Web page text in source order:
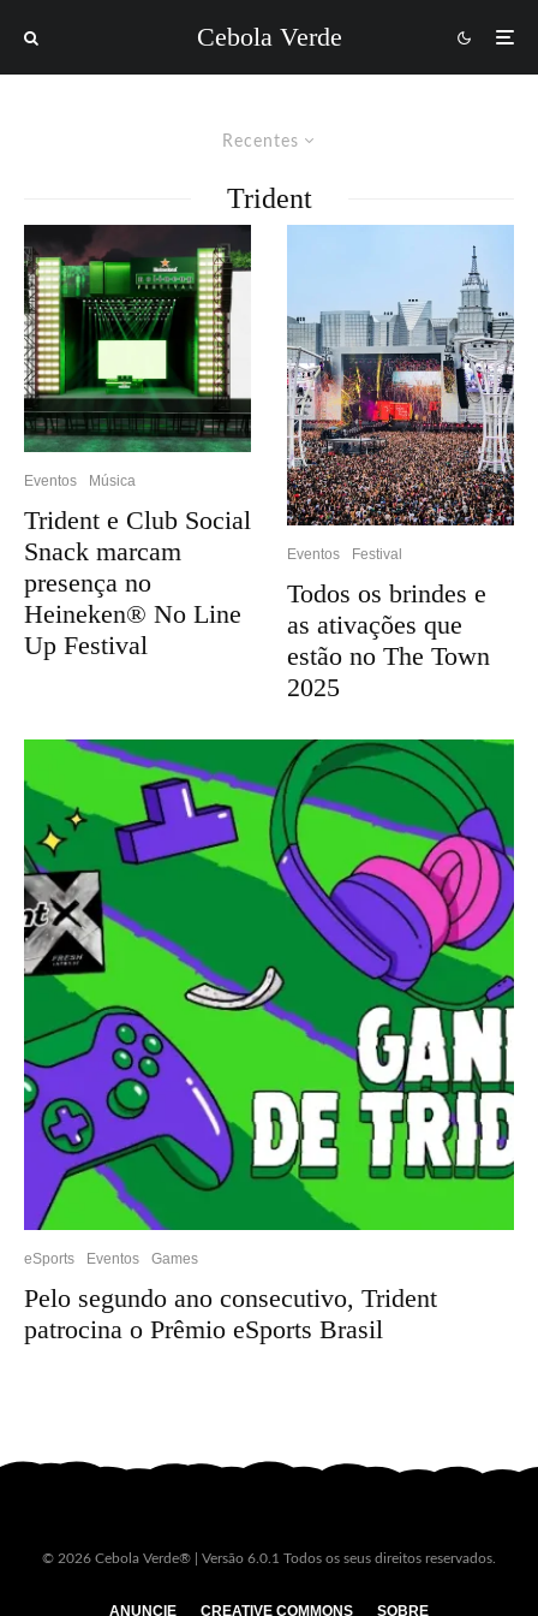
Cebola Verde
Recentes
Trident
Eventos Música
Trident e Club Social
Snack marcam
presença no
Heineken® No Line
Up Festival
Eventos Festival
Todos os brindes e
as ativações que
estão no The Town
2025
eSports Eventos Games
Pelo segundo ano consecutivo, Trident
patrocina o Prêmio eSports Brasil
© 2026 Cebola Verde® | Versão 6.0.1 Todos os seus direitos reservados.
ANUNCIE CREATIVE COMMONS SOBRE